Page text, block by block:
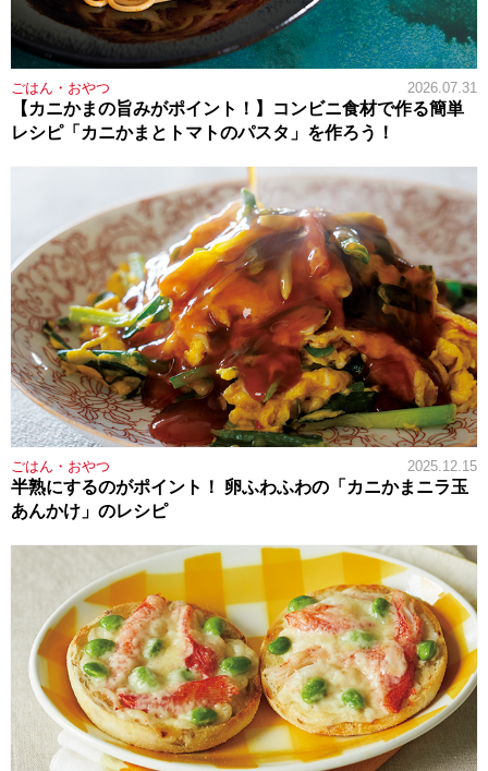
ごはん・おやつ 2026.07.31
【カニかまの旨みがポイント！】コンビニ食材で作る簡単
レシピ「カニかまとトマトのパスタ」を作ろう！
ごはん・おやつ 2025.12.15
半熟にするのがポイント！ 卵ふわふわの「カニかまニラ玉
あんかけ」のレシピ